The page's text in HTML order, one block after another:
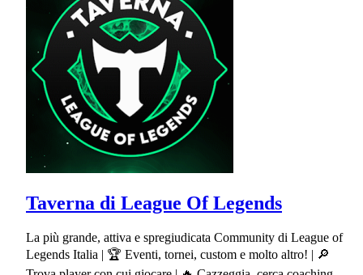
Taverna di League Of Legends
La più grande, attiva e spregiudicata Community di League of
Legends Italia | 🏆 Eventi, tornei, custom e molto altro! | 🔎